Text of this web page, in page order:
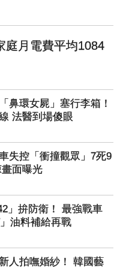
庭月電費平均1084
鼻環女屍」塞行李箱！
法醫到場傻眼
失控「衝撞觀眾」7死9
面曝光
」拚防衛！ 最強戰車
」油料補給再戰
人拍嘸婚紗！ 韓國藝